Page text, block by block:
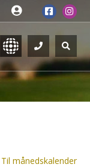
Til månedskalender